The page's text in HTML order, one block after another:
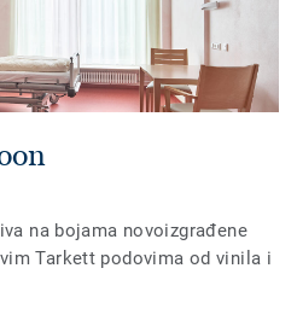
na bojama novoizgrađene
Tarkett podovima od vinila i